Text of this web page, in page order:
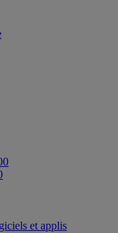
et applis